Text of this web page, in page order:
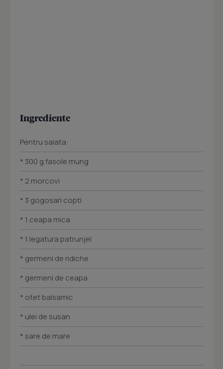
Ingrediente
Pentru salata:
* 300 g fasole mung
* 2 morcovi
* 3 gogosari copti
* 1 ceapa mica
* 1 legatura patrunjel
* germeni de ridiche
* germeni de ceapa
* otet balsamic
* ulei de susan
* sare de mare